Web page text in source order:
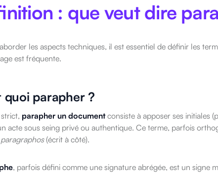
: que veut dire
les aspects techniques, il est essentiel de définir les
est fréquente.
quoi parapher ?
parapher un documentconsiste à apposer ses initiales
acte sous seing privé ou authentique. Ce terme, parfois
paragraphos(écrit à côté).
, parfois défini comme une signature abrégée, est un signe